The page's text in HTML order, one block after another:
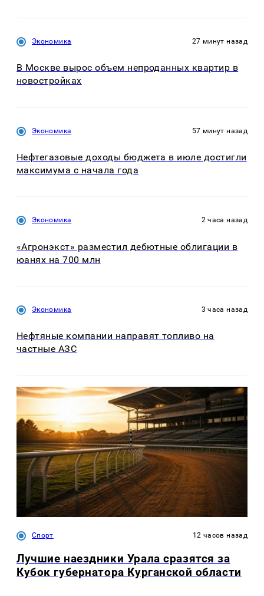
Экономика 27 минут назад
В Москве вырос объем непроданных квартир в
новостройках
Экономика 57 минут назад
Нефтегазовые доходы бюджета в июле достигли
максимума с начала года
Экономика 2 часа назад
«Агронэкст» разместил дебютные облигации в
юанях на 700 млн
Экономика 3 часа назад
Нефтяные компании направят топливо на
частные АЗС
Спорт 12 часов назад
Лучшие наездники Урала сразятся за
Кубок губернатора Курганской области